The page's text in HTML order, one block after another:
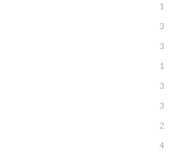
1
3
3
1
3
3
2
4